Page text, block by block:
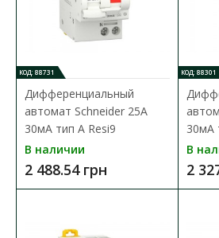
Дифференциальный автомат
Доступность:
КОД: 88731
Дифференциальный
автомат Schneider 25А
30мА тип А Resi9
В наличии
2 488.54 грн
КОД: 88301
30мА
В
2